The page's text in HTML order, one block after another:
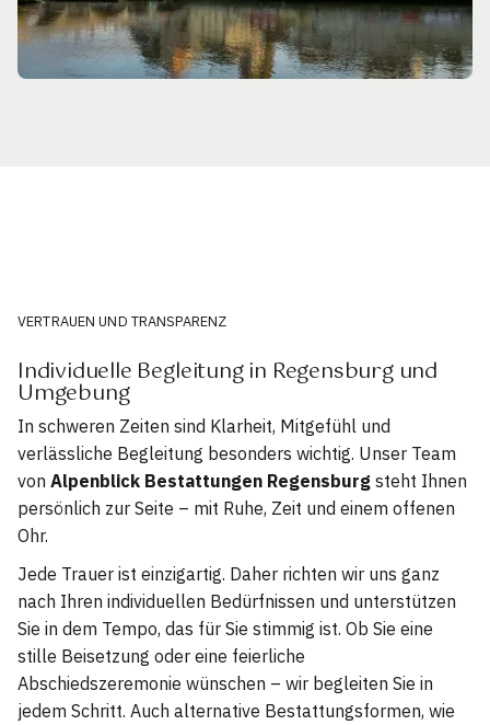
VERTRAUEN UND TRANSPARENZ
Individuelle Begleitung in Regensburg und
Umgebung
In schweren Zeiten sind Klarheit, Mitgefühl und
verlässliche Begleitung besonders wichtig. Unser Team
von Alpenblick Bestattungen Regensburg steht Ihnen
persönlich zur Seite – mit Ruhe, Zeit und einem offenen
Ohr.
Jede Trauer ist einzigartig. Daher richten wir uns ganz
nach Ihren individuellen Bedürfnissen und unterstützen
Sie in dem Tempo, das für Sie stimmig ist. Ob Sie eine
stille Beisetzung oder eine feierliche
Abschiedszeremonie wünschen – wir begleiten Sie in
jedem Schritt. Auch alternative Bestattungsformen, wie